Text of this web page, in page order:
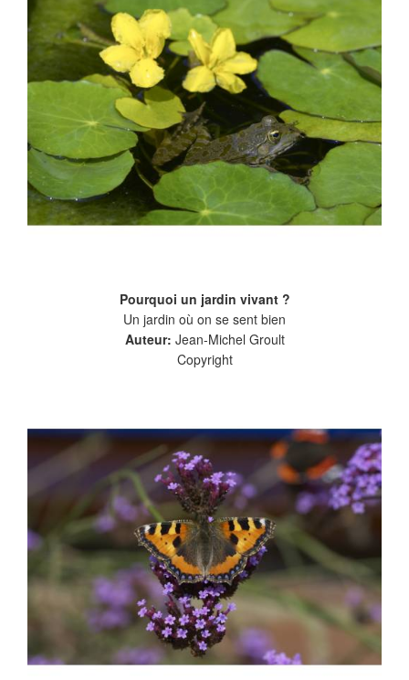
Pourquoi un jardin vivant ?
Un jardin où on se sent bien
Auteur: Jean-Michel Groult
Copyright